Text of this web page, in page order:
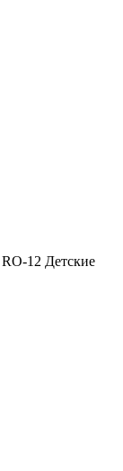
12 Детские